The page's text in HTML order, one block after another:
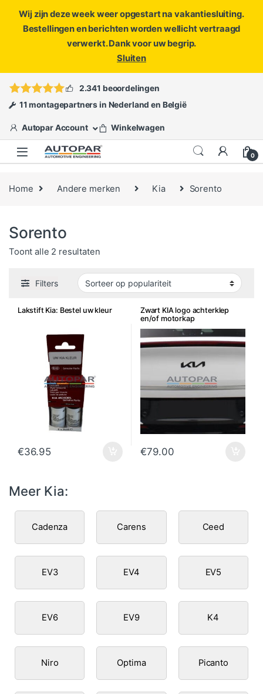
Wij zijn deze week weer opgestart na vakantiesluiting.
Bestellingen en berichten worden wellicht vertraagd
verwerkt. Dank voor uw begrip.
Sluiten
ofopen een ticket
2.341 beoordelingen
11 montagepartners in Nederland en België
Autopar Account Winkelwagen
0
Home Andere merken Kia Sorento
Sorento
Toont alle 2 resultatenGesorteerd op populariteit
Filters
Lakstift Kia: Bestel uw kleur
€36.95
Zwart KIA logo achterklep
en/of motorkap
€79.00
Meer Kia:
Cadenza Carens Ceed
EV3 EV4 EV5
EV6 EV9 K4
Niro Optima Picanto